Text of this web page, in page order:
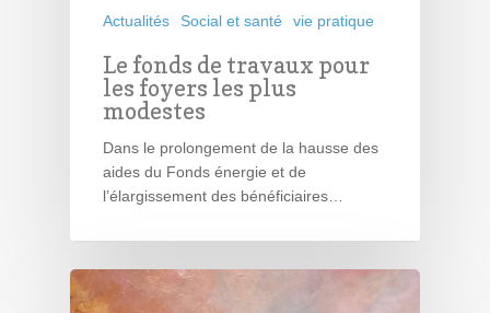
Actualités Social et santé vie pratique
Le fonds de travaux pour
les foyers les plus
modestes
Dans le prolongement de la hausse des
aides du Fonds énergie et de
l’élargissement des bénéficiaires…